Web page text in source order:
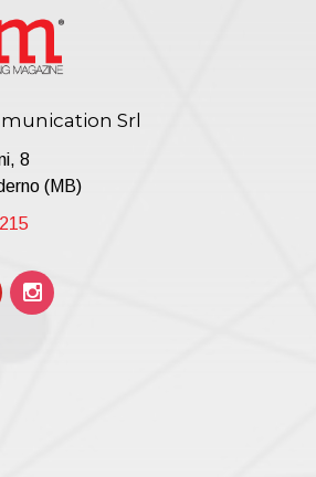
Srl
8
(MB)